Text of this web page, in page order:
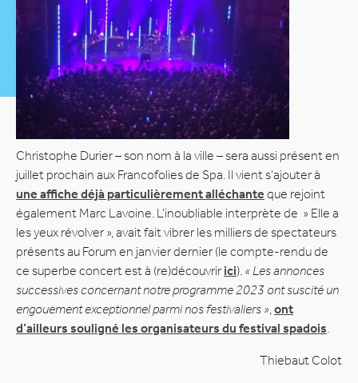
Christophe Durier – son nom à la ville – sera aussi présent en
juillet prochain aux Francofolies de Spa. Il vient s’ajouter à
une affiche déjà particulièrement alléchante que rejoint
également Marc Lavoine. L’inoubliable interprète de » Elle a
les yeux révolver », avait fait vibrer les milliers de spectateurs
présents au Forum en janvier dernier (le compte-rendu de
ce superbe concert est à (re)découvrir ici). « Les annonces
successives concernant notre programme 2023 ont suscité un
engouement exceptionnel parmi nos festivaliers » ont
d’ailleurs souligné les organisateurs du festival spadois
Thiebaut Colot